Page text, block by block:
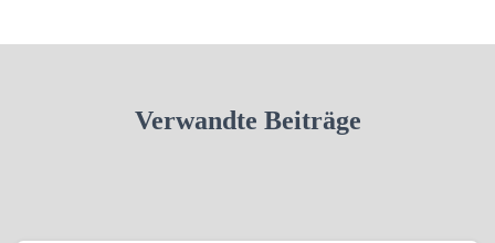
Verwandte Beiträge